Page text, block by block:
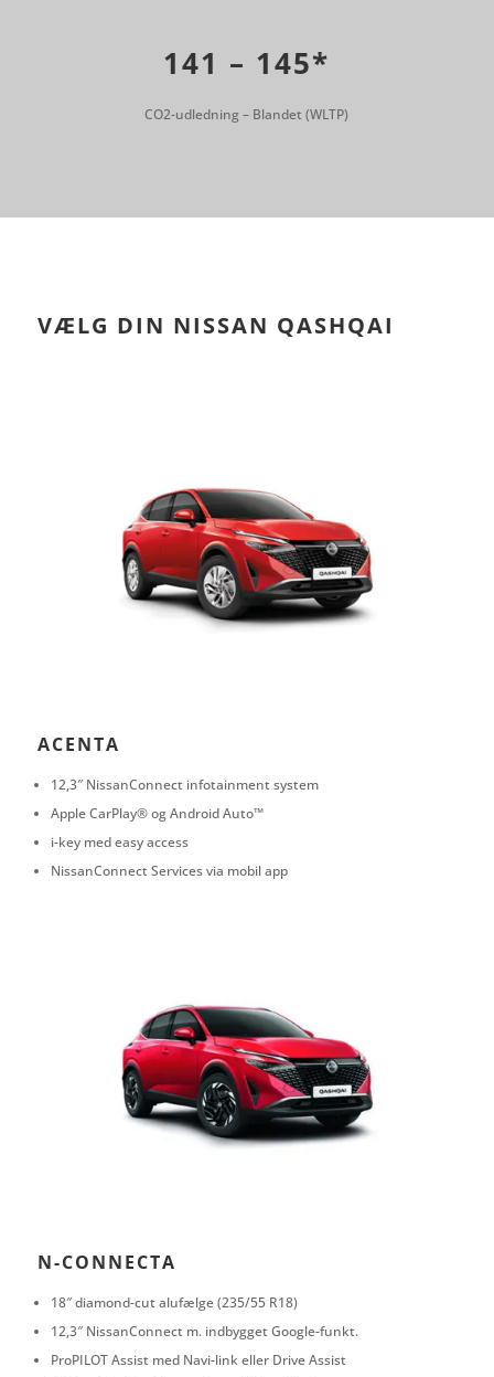
141 – 145*
CO2-udledning – Blandet (WLTP)
VÆLG DIN NISSAN QASHQAI
ACENTA
12,3″ NissanConnect infotainment system
Apple CarPlay® og Android Auto™
i-key med easy access
NissanConnect Services via mobil app
N-CONNECTA
18″ diamond-cut alufælge (235/55 R18)
12,3″ NissanConnect m. indbygget Google-funkt.
ProPILOT Assist med Navi-link eller Drive Assist